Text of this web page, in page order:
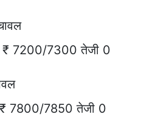
₹ 7200/7300 तेजी 0
7800/7850 तेजी 0